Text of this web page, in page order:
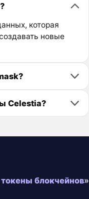
которая
новые
Celestia?
блокчейнов»